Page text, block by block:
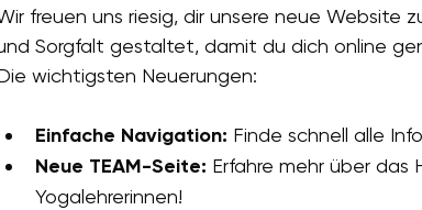
freuen uns riesig, dir unsere neue Website
Sorgfalt gestaltet, damit du dich online
wichtigsten Neuerungen:
Einfache Navigation: Finde schnell alle
Neue TEAM-Seite: Erfahre mehr über das
Yogalehrerinnen!